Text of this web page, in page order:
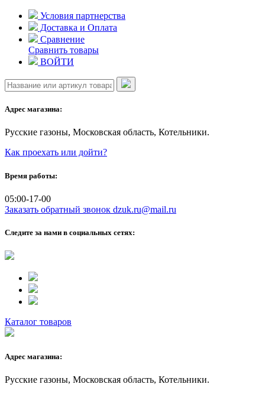
Skip
content
Условия партнерства
Доставка и Оплата
Сравнение
Сравнить товары
ВОЙТИ
Адрес магазина:
Русские газоны, Московская область, Котельники.
Как проехать или дойти?
Время работы:
05:00-17-00
Заказать обратный звонок dzuk.ru@mail.ru
Следите за нами в социальных сетях:
Каталог товаров
Адрес магазина:
Русские газоны, Московская область, Котельники.